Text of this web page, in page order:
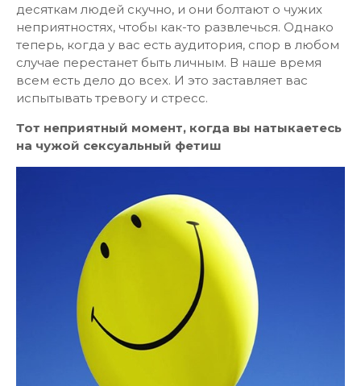
десяткам людей скучно, и они болтают о чужих
неприятностях, чтобы как-то развлечься. Однако
теперь, когда у вас есть аудитория, спор в любом
случае перестанет быть личным. В наше время
всем есть дело до всех. И это заставляет вас
испытывать тревогу и стресс.
Тот неприятный момент, когда вы натыкаетесь
на чужой сексуальный фетиш